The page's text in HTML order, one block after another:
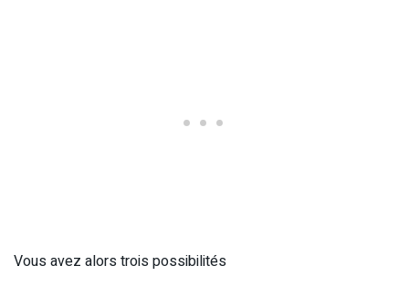
Vous avez alors trois possibilités